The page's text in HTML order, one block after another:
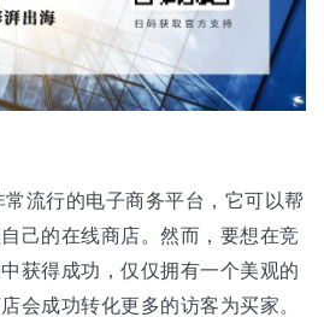
流行的电子商务平台，它可以帮
己的在线商店。然而，要想在竞
获得成功，仅仅拥有一个美观的
会成功转化更多的访客为买家。